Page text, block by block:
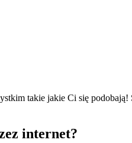
takie jakie Ci się
internet?